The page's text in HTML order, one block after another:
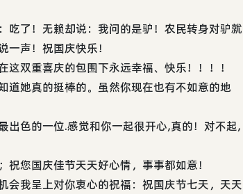
吃了！无赖却说：我问的是驴！农民转身对驴就
声！祝国庆快乐！
双重喜庆的包围下永远幸福、快乐！！！！
道她真的挺棒的。虽然你现在也有不如意的地
出色的一位.感觉和你一起很开心,真的！对不起,
您国庆佳节天天好心情，事事都如意！
会我呈上对你衷心的祝福：祝国庆节七天，天天